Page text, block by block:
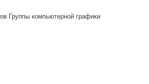
Группы компьютерной графики